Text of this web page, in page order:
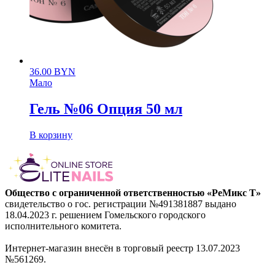
36.00 BYN
Мало
Гель №06 Опция 50 мл
В корзину
Общество с ограниченной ответственностью «РеМикс Т»
свидетельство о гос. регистрации №491381887 выдано
18.04.2023 г. решением Гомельского городского
исполнительного комитета.
Интернет-магазин внесён в торговый реестр 13.07.2023
№561269.